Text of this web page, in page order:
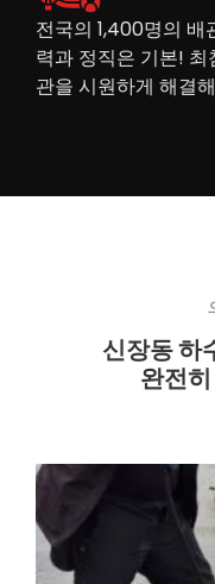
전국의 1,400명의 배
력과 정직은 기본!
관을 시원하게 해결
신장동 하
완전